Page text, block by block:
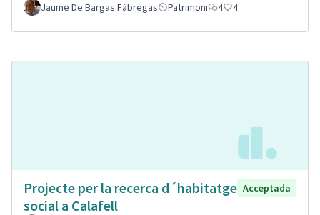
Jaume De Bargas Fàbregas
Patrimoni 4 4
Projecte per la recerca d´habitatge
social a Calafell
Acceptada